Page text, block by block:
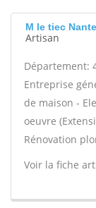
M le tiec
Artisan
Département:
Entreprise
de maison -
oeuvre
Rénovation
Voir la fiche